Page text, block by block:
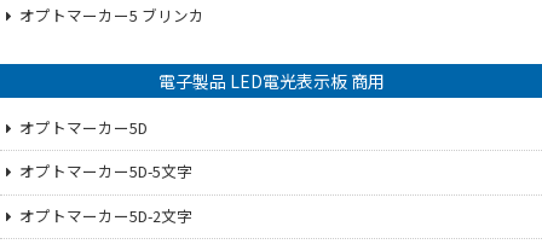
オプトマーカー5 ブリンカ
電子製品 LED電光表示板 商用
オプトマーカー5D
オプトマーカー5D-5文字
オプトマーカー5D-2文字